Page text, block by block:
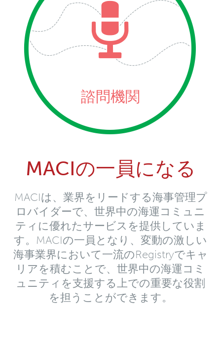
諮問機関
MACIの一員になる
MACIは、業界をリードする海事管理プ
ロバイダーで、世界中の海運コミュニ
ティに優れたサービスを提供していま
す。MACIの一員となり、変動の激しい
海事業界において一流のRegistryでキャ
リアを積むことで、世界中の海運コミ
ュニティを支援する上での重要な役割
を担うことができます。